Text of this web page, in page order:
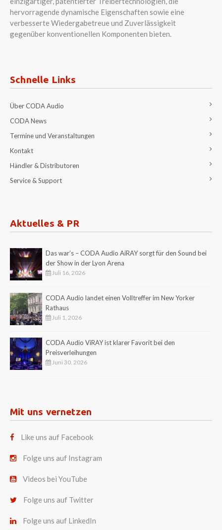
hervorragende dynamische Eigenschaften sowie eine
verbesserte Wiedergabetreue und Zuverlässigkeit
gegenüber konventionellen Komponenten bieten.
Schnelle Links
Über CODA Audio
CODA News
Termine und Veranstaltungen
Kontakt
Händler & Distributoren
Service & Support
Aktuelles & PR
Das war’s – CODA Audio AiRAY sorgt für den Sound bei
der Show in der Lyon Arena
Juli 16, 2026
CODA Audio landet einen Volltreffer im New Yorker
Rathaus
Juli 1, 2026
CODA Audio ViRAY ist klarer Favorit bei den
Preisverleihungen
Juni 30, 2026
Mit uns vernetzen
Like uns auf Facebook
Folge uns auf Instagram
Videos bei YouTube
Folge uns auf Twitter
Folge uns auf LinkedIn